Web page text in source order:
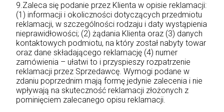
9.Zaleca się podanie przez Klienta w opisie reklamacji:
(1) informacji i okoliczności dotyczących przedmiotu
reklamacji, w szczególności rodzaju i daty wystąpienia
nieprawidłowości; (2) żądania Klienta oraz (3) danych
kontaktowych podmiotu, na który został nabyty towar
oraz dane składającego reklamację (4) numer
zamówienia – ułatwi to i przyspieszy rozpatrzenie
reklamacji przez Sprzedawcę. Wymogi podane w
zdaniu poprzednim mają formę jedynie zalecenia i nie
wpływają na skuteczność reklamacji złożonych z
pominięciem zalecanego opisu reklamacji.